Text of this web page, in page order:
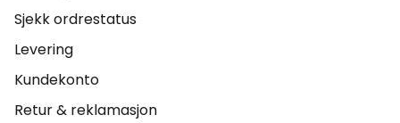
Sjekk ordrestatus
Levering
Kundekonto
Retur & reklamasjon